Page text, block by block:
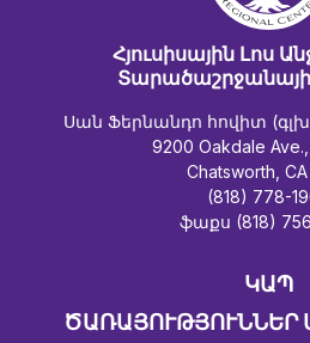
Հյուսիսային Լոս
Սան Ֆերնանդո հովիտ
9200 Oakdale
Chatsworth, CA
(818) 778-
ֆաքս (818)
ԿԱՊ
ԾԱՌԱՅՈՒԹՅՈՒՆՆԵՐ